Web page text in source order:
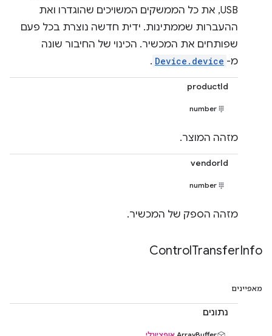
USB, את כל הממשקים המשויכים שהוגדרו ואת
ההעברות שממתינות. ידית חדשה נוצרת בכל פעם
שפותחים את המכשיר. הכינוי של החיבור שונה
מ- Device.device
.
productId
number
מזהה המוצר.
vendorId
number
מזהה הספק של המכשיר.
ControlTransferInfo
מאפיינים
נתונים